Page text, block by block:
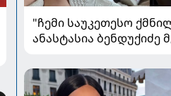
"ჩემი საუკეთესო
ანასტასია ბენდუქიძე